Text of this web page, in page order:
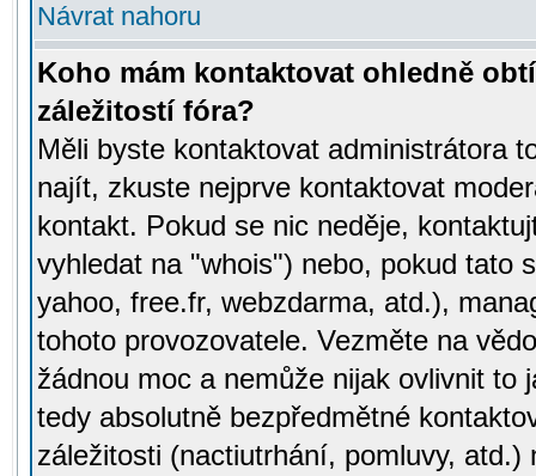
Návrat nahoru
Koho mám kontaktovat ohledně
záležitostí fóra?
Měli byste kontaktovat administrátora
najít, zkuste nejprve kontaktovat
kontakt. Pokud se nic neděje,
vyhledat na "whois") nebo, pokud tato
yahoo, free.fr, webzdarma, atd.),
tohoto provozovatele. Vezměte na
žádnou moc a nemůže nijak ovlivnit to
tedy absolutně bezpředmětné
záležitosti (nactiutrhání, pomluvy,